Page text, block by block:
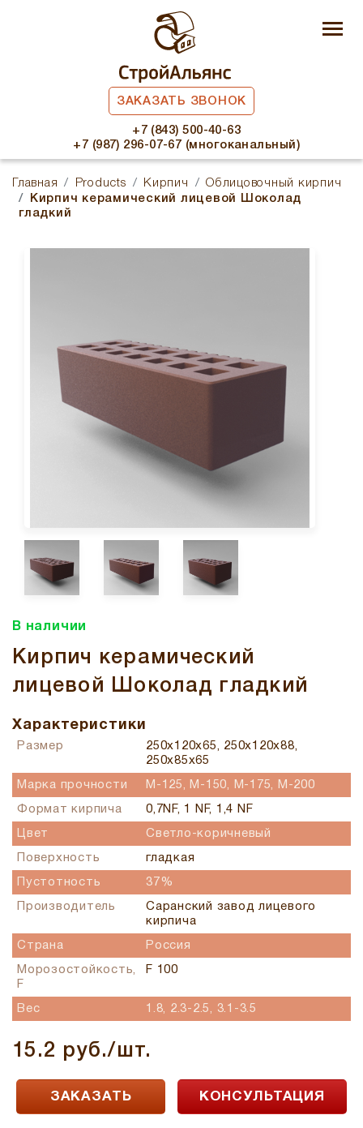
ЗАКАЗАТЬ ЗВОНОК
+7 (843) 500-40-63
+7 (987) 296-07-67 (многоканальный)
Главная Products Кирпич
Облицовочный кирпич
Кирпич керамический лицевой Шоколад
гладкий
В наличии
Кирпич керамический
лицевой Шоколад гладкий
Характеристики
Размер
250x120x65, 250x120x88,
250x85x65
Марка прочности М-125, М-150, М-175, М-200
Формат кирпича 0,7NF, 1 NF, 1,4 NF
Цвет Светло-коричневый
Поверхность гладкая
Пустотность 37%
Производитель
Саранский завод лицевого
кирпича
Страна Россия
Морозостойкость,
F
F 100
Вес 1.8, 2.3-2.5, 3.1-3.5
15.2 руб./шт.
ЗАКАЗАТЬ КОНСУЛЬТАЦИЯ